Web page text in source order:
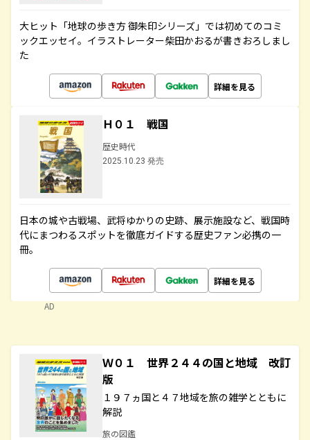
大ヒット「地球の歩き方 御朱印シリーズ」では初めてのコミ
ックエッセイ。イラストレーター柴田かおるが書きおろしまし
た
詳細を見る
Ｈ０１ 戦国
歴史時代
2025.10.23 発売
日本の城や古戦場、武将ゆかりの史跡、展示施設など、戦国時
代にまつわるスポットを徹底ガイドする歴史ファン必携の一
冊。
詳細を見る
AD
Ｗ０１ 世界２４４の国と地域 改訂
版
１９７ヵ国と４７地域を旅の雑学とともに
解説
旅の図鑑